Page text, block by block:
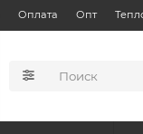
Оплата Опт